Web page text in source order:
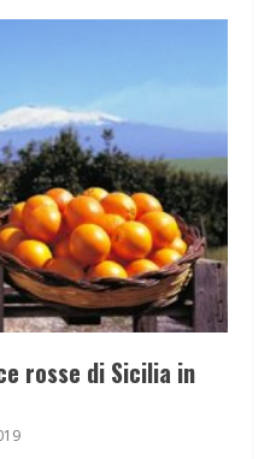
rosse di Sicilia in